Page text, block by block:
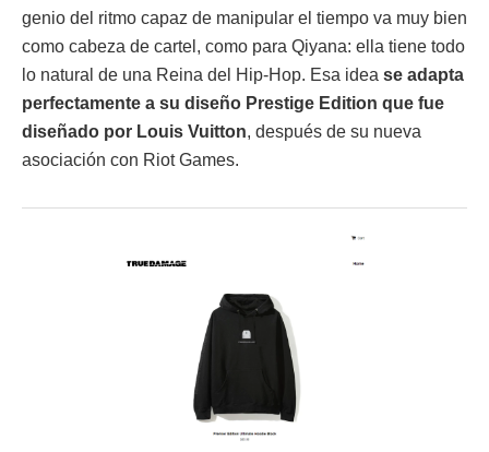
genio del ritmo capaz de manipular el tiempo va muy bien
como cabeza de cartel, como para Qiyana: ella tiene todo
lo natural de una Reina del Hip-Hop. Esa idea se adapta
perfectamente a su diseño Prestige Edition que fue
diseñado por Louis Vuitton, después de su nueva
asociación con Riot Games.